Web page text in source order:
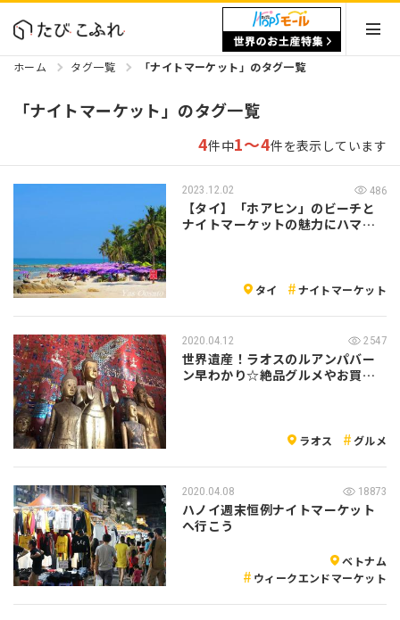
ホーム タグ一覧 「ナイトマーケット」のタグ一覧
「ナイトマーケット」のタグ一覧
4件中1～4件を表示しています
2023.12.02 486
【タイ】「ホアヒン」のビーチと
ナイトマーケットの魅力にハマろ
タイ ナイトマーケット
2020.04.12 2547
世界遺産！ラオスのルアンパバー
ン早わかり☆絶品グルメやお買い
ラオス グルメ
2020.04.08 18873
ハノイ週末恒例ナイトマーケット
へ行こう
ベトナム
ウィークエンドマーケット